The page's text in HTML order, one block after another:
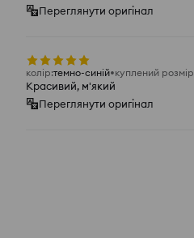
Переглянути оригінал
колір:темно-синій куплений розмір
Красивий, м'який
Переглянути оригінал